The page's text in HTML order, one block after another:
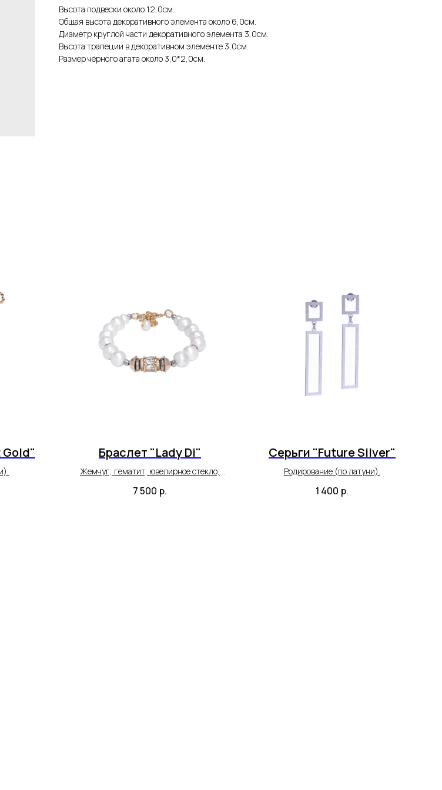
Высота подвески около 12,0см.
Общая высота декоративного элемента около 6,0см.
Диаметр круглой части декоративного элемента 3,0см.
Высота трапеции в декоративном элементе 3,0см.
Размер чёрного агата около 3,0*2,0см.
Gold" Браслет "Lady Di"
Жемчуг, гематит, ювелирное стекло,
7 500 р.
Серьги "Future Silver"
Родирование (по латуни).
1 400 р.